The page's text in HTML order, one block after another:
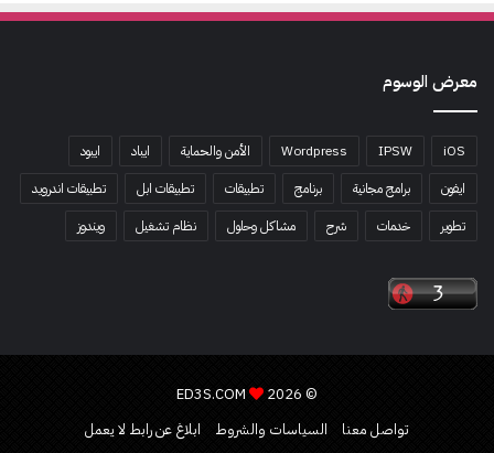
معرض الوسوم
iOS
IPSW
Wordpress الأمن والحماية ايباد
ايبود
ايفون
برامج مجانية برنامج تطبيقات تطبيقات ابل
تطبيقات اندرويد
تطوير
خدمات شرح مشاكل وحلول نظام تشغيل ويندوز
© 2026
تواصل معنا
السياسات والشروط ابلاغ عن رابط لا يعمل